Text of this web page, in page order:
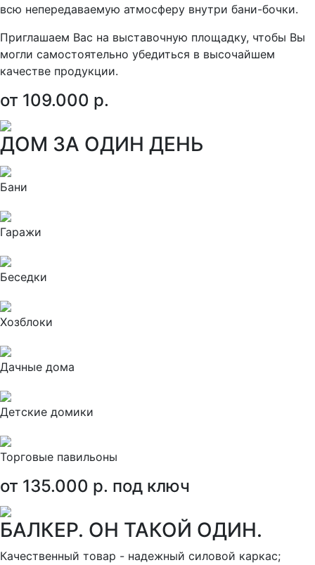
всю непередаваемую атмосферу внутри бани-бочки.
Приглашаем Вас на выставочную площадку, чтобы Вы
могли самостоятельно убедиться в высочайшем
качестве продукции.
от 109.000 р.
ДОМ ЗА ОДИН ДЕНЬ
Бани
Гаражи
Беседки
Хозблоки
Дачные дома
Детские домики
Торговые павильоны
от 135.000 р. под ключ
БАЛКЕР. ОН ТАКОЙ ОДИН.
Качественный товар - надежный силовой каркас;